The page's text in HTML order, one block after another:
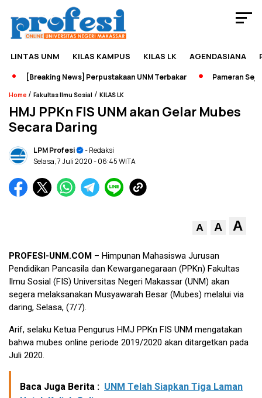
LINTAS UNM KILAS KAMPUS KILAS LK AGENDASIANA
[Breaking News] Perpustakaan UNM Terbakar Pameran
Home / Fakultas Ilmu Sosial / KILAS LK
HMJ PPKn FIS UNM akan Gelar Mubes
Secara Daring
LPM Profesi
- Redaksi
Selasa, 7 Juli 2020- 06:45 WITA
A A A
PROFESI-UNM.COM – Himpunan Mahasiswa Jurusan
Pendidikan Pancasila dan Kewarganegaraan (PPKn) Fakultas
Ilmu Sosial (FIS) Universitas Negeri Makassar (UNM) akan
segera melaksanakan Musyawarah Besar (Mubes) melalui via
daring, Selasa, (7/7).
Arif, selaku Ketua Pengurus HMJ PPKn FIS UNM mengatakan
bahwa mubes online periode 2019/2020 akan ditargetkan pada
Juli 2020.
Baca Juga Berita : UNM Telah Siapkan Tiga Laman